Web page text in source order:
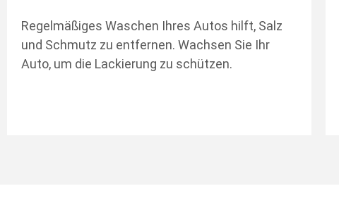
Regelmäßiges Waschen Ihres Autos hilft, Salz
und Schmutz zu entfernen. Wachsen Sie Ihr
Auto, um die Lackierung zu schützen.